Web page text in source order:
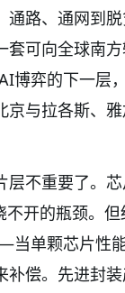
路、通网到脱
套可向全球南
博弈的下一层
京与拉各斯、
层不重要了。芯
不开的瓶颈。
当单颗芯片性
补偿。先进封